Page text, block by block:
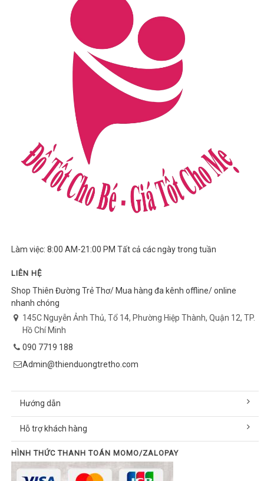
Làm việc: 8:00 AM-21:00 PM Tất cả các ngày trong tuần
LIÊN HỆ
Shop Thiên Đường Trẻ Thơ/ Mua hàng đa kênh offline/ online
nhanh chóng
145C Nguyễn Ảnh Thủ, Tổ 14, Phường Hiệp Thành, Quận 12, TP.
Hồ Chí Minh
090 7719 188
Admin@thienduongtretho.com
Hướng dẫn
Hỗ trợ khách hàng
HÌNH THỨC THANH TOÁN MOMO/ZALOPAY